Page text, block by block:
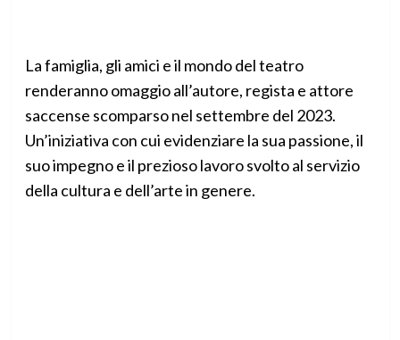
La famiglia, gli amici e il mondo del teatro
renderanno omaggio all’autore, regista e attore
saccense scomparso nel settembre del 2023.
Un’iniziativa con cui evidenziare la sua passione, il
suo impegno e il prezioso lavoro svolto al servizio
della cultura e dell’arte in genere.